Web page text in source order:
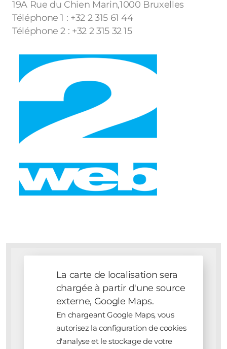
19A Rue du Chien Marin,1000 Bruxelles
Téléphone 1 : +32 2 315 61 44
Téléphone 2 : +32 2 315 32 15
La carte de localisation sera
chargée à partir d'une source
externe, Google Maps.
En chargeant Google Maps, vous
autorisez la configuration de cookies
d'analyse et le stockage de votre